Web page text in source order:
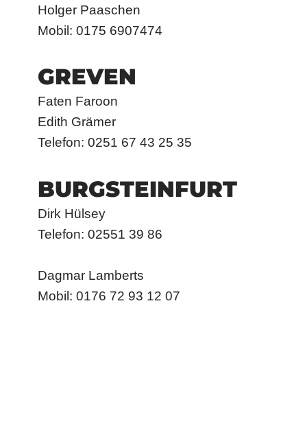
Holger Paaschen
Mobil: 0175 6907474
GREVEN
Faten Faroon
Edith Grämer
Telefon: 0251 67 43 25 35
BURGSTEINFURT
Dirk Hülsey
Telefon: 02551 39 86
Dagmar Lamberts
Mobil: 0176 72 93 12 07